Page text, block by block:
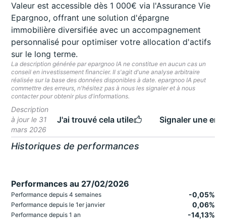
Valeur est accessible dès 1 000€ via l'Assurance Vie
Epargnoo, offrant une solution d'épargne
immobilière diversifiée avec un accompagnement
personnalisé pour optimiser votre allocation d'actifs
sur le long terme.
La description générée par epargnoo IA ne constitue en aucun cas un
conseil en investissement financier. Il s'agit d'une analyse arbitraire
réalisée sur la base des données disponibles à date. epargnoo IA peut
commettre des erreurs, n'hésitez pas à nous les signaler et à nous
contacter pour obtenir plus d'informations.
Description
à jour le 31
mars 2026
J'ai trouvé cela utile Signaler une
Historiques de performances
Performances au 27/02/2026
Performance depuis 4 semaines -0,05%
Performance depuis le 1er janvier 0,06%
Performance depuis 1 an -14,13%